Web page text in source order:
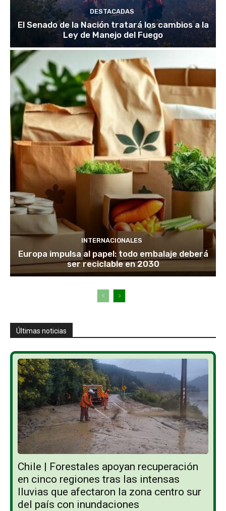
DESTACADAS
El Senado de la Nación tratará los cambios a la
Ley de Manejo del Fuego
INTERNACIONALES
Europa impulsa al papel: todo embalaje deberá
ser reciclable en 2030
Últimas noticias
Chile | Forestales apoyan recuperación
en cinco regiones tras las intensas
lluvias que afectaron la zona centro sur
del país con inundaciones